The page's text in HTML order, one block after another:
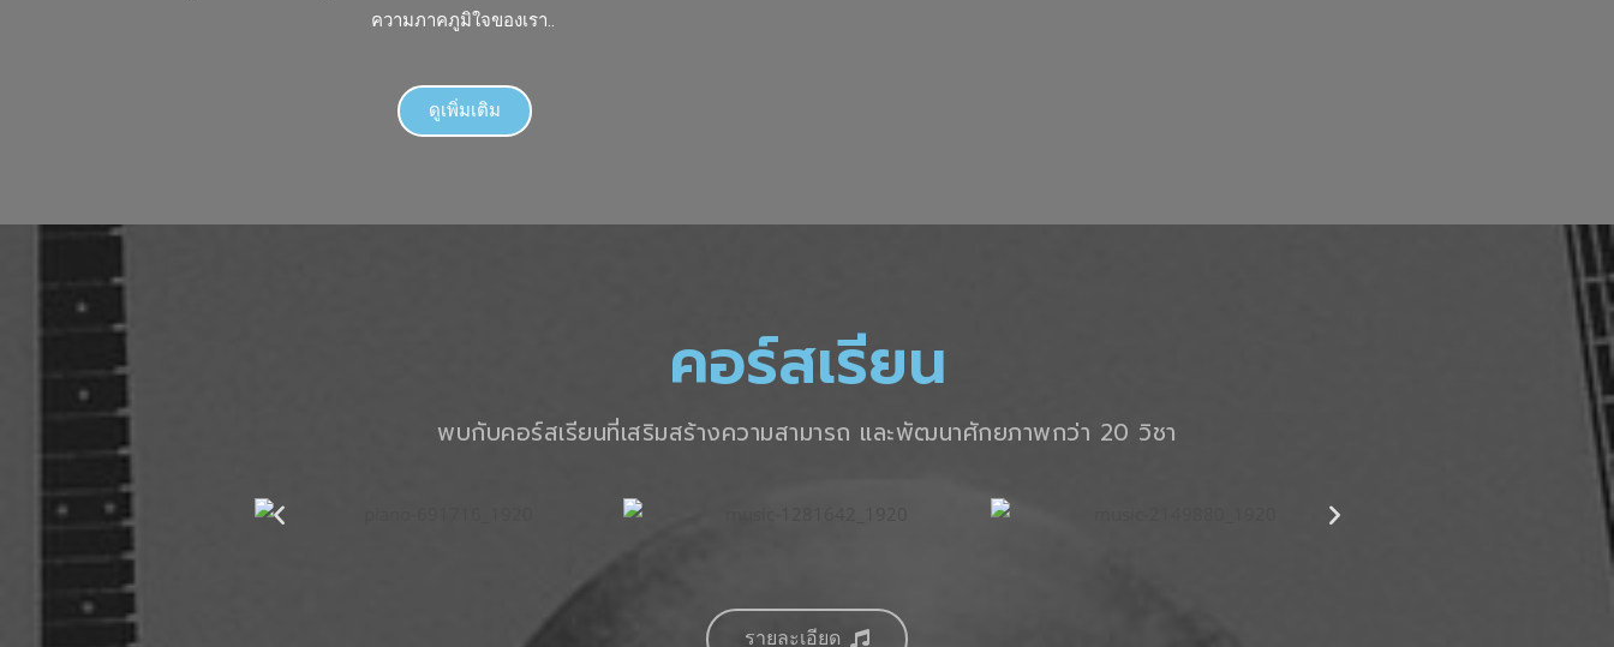
ความภาคภูมิใจของเรา..
ดูเพิ่มเติม
คอร์สเรียน
พบกับคอร์สเรียนที่เสริมสร้างความสามารถ และพัฒนาศักยภาพกว่า 20 วิชา
รายละเอียด